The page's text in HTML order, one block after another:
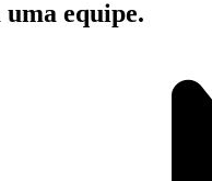
equipe.